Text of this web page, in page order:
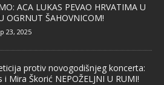
ACA LUKAS PEVAO HRVATIMA U
OGRNUT ŠAHOVNICOM!
23, 2025
protiv novogodišnjeg koncerta:
i Mira Škorić NEPOŽELJNI U RUMI!